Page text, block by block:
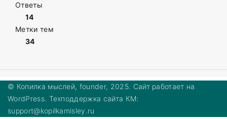
Ответы
14
Метки тем
34
© Копилка мыслей, founder, 2025. Сайт работает на
WordPress. Техподдержка сайта КМ:
support@kopilkamisley.ru